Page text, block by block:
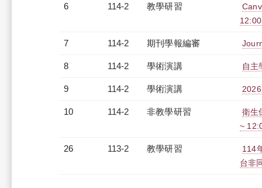
6 114-2 教學研習
7 114-2 期刊學報編審
8 114-2 學術演講 自主
9 114-2 學術演講
10 114-2 非教學研習
衛生
~
26 113-2 教學研習
114
台非